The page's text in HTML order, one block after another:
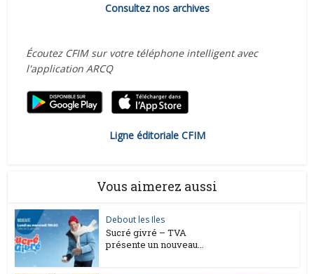
Consultez nos archives
Écoutez CFIM sur votre téléphone intelligent avec
l'application ARCQ
Ligne éditoriale CFIM
Vous aimerez aussi
Debout les Iles
Sucré givré – TVA
présente un nouveau...